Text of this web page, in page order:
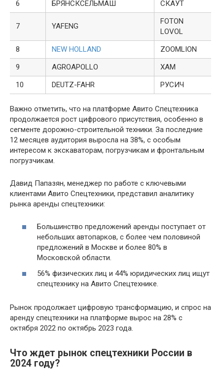
6
БРЯНСКСЕЛЬМАШ СКАУТ
7 YAFENG
FOTON
LOVOL
8
NEW HOLLAND
ZOOMLION
9
AGROAPOLLO
XAM
10
DEUTZ-FAHR РУСИЧ
Важно отметить, что на платформе Авито Спецтехника
продолжается рост цифрового присутствия, особенно в
сегменте дорожно-строительной техники. За последние
12 месяцев аудитория выросла на 38%, с особым
интересом к экскаваторам, погрузчикам и фронтальным
погрузчикам.
Давид Папазян, менеджер по работе с ключевыми
клиентами Авито Спецтехники, представил аналитику
рынка аренды спецтехники:
Большинство предложений аренды поступает от
небольших автопарков, с более чем половиной
предложений в Москве и более 80% в
Московской области.
56% физических лиц и 44% юридических лиц ищут
спецтехнику на Авито Спецтехнике.
Рынок продолжает цифровую трансформацию, и спрос на
аренду спецтехники на платформе вырос на 28% с
октября 2022 по октябрь 2023 года.
Что ждет рынок спецтехники России в
2024 году?